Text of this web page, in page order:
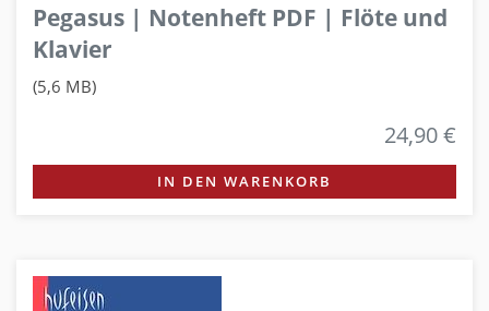
Pegasus | Notenheft PDF | Flöte und
Klavier
(5,6 MB)
24,90 €
IN DEN WARENKORB